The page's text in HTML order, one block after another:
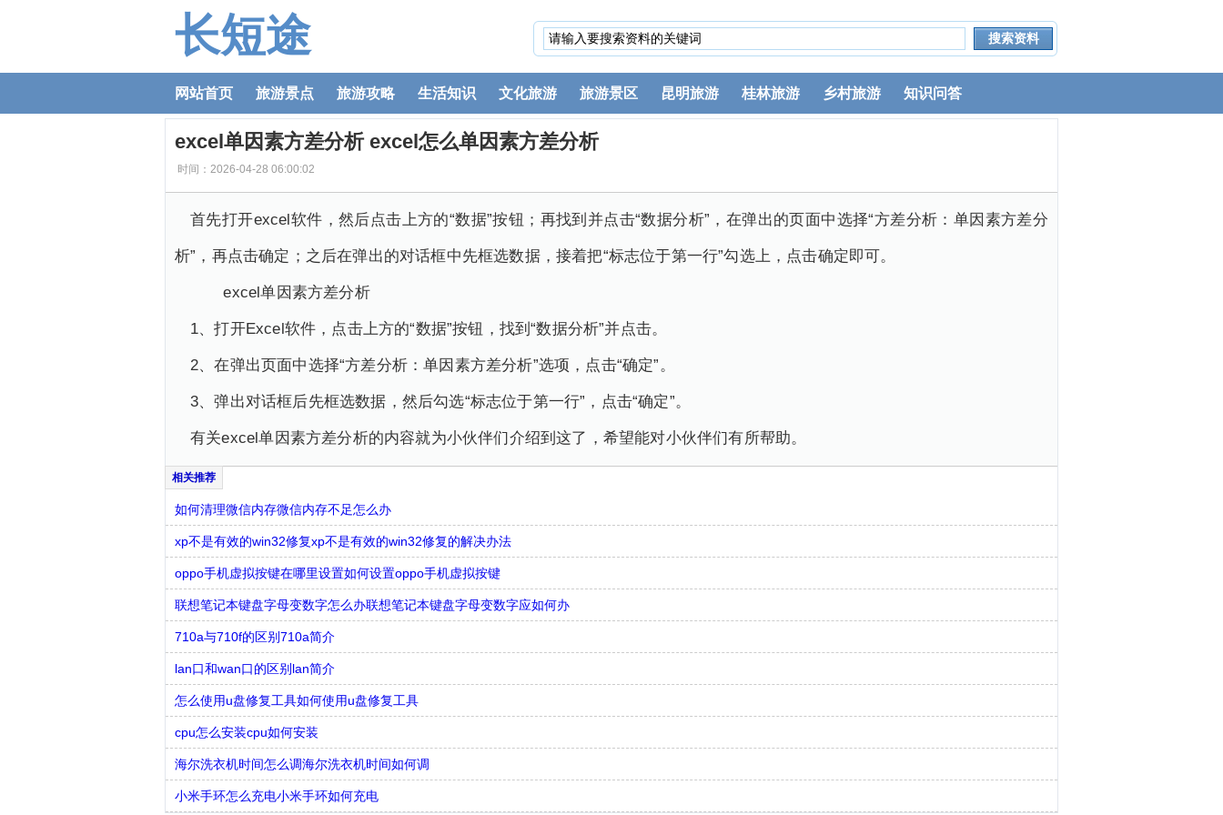
长短途
网站首页 旅游景点 旅游攻略 生活知识 文化旅游 旅游景区 昆明旅游 桂林旅游 乡村旅游 知识问答
excel单因素方差分析 excel怎么单因素方差分析
时间：2026-04-28 06:00:02
首先打开excel软件，然后点击上方的“数据”按钮；再找到并点击“数据分析”，在弹出的页面中选择“方差分析：单因素方差分
析”，再点击确定；之后在弹出的对话框中先框选数据，接着把“标志位于第一行”勾选上，点击确定即可。
excel单因素方差分析
1、打开Excel软件，点击上方的“数据”按钮，找到“数据分析”并点击。
2、在弹出页面中选择“方差分析：单因素方差分析”选项，点击“确定”。
3、弹出对话框后先框选数据，然后勾选“标志位于第一行”，点击“确定”。
有关excel单因素方差分析的内容就为小伙伴们介绍到这了，希望能对小伙伴们有所帮助。
如何清理微信内存微信内存不足怎么办
xp不是有效的win32修复xp不是有效的win32修复的解决办法
oppo手机虚拟按键在哪里设置如何设置oppo手机虚拟按键
联想笔记本键盘字母变数字怎么办联想笔记本键盘字母变数字应如何办
710a与710f的区别710a简介
lan口和wan口的区别lan简介
怎么使用u盘修复工具如何使用u盘修复工具
cpu怎么安装cpu如何安装
海尔洗衣机时间怎么调海尔洗衣机时间如何调
小米手环怎么充电小米手环如何充电